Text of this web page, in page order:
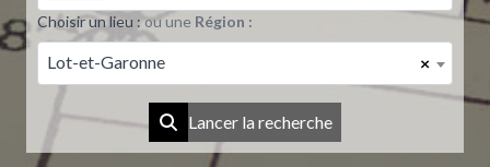
Choisir un lieu :ou une Région :
×
Lot-et-Garonne
Lancer la recherche